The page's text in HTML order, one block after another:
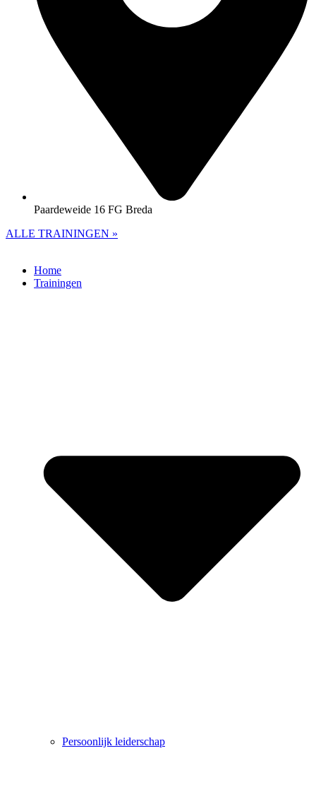
Paardeweide 16 FG Breda
ALLE TRAININGEN »
Home
Trainingen
Persoonlijk leiderschap